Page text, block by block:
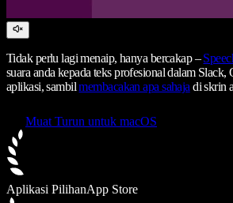
Tidak perlu lagi menaip, hanya bercakap –
suara anda kepada teks profesional dalam
aplikasi, sambilmembacakan apa sahaja di skrin
Muat Turun untuk macOS
Aplikasi PilihanApp Store